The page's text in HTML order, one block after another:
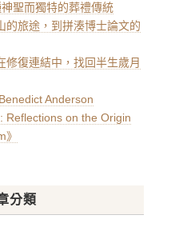
聖而獨特的葬禮傳統
的旅途，到拼湊博士論文的
修復連結中，找回半生歲月
Anderson
Reflections on the Origin
分類